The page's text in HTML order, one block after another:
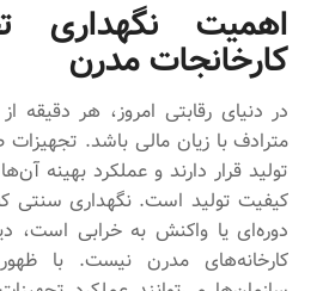
اهمیت نگهداری
کارخانجات مدرن
در دنیای رقابتی امروز، هر دقیقه
مترادف با زیان مالی باشد.
تولید قرار دارند و عملکرد بهینه
کیفیت تولید است. نگهداری سنتی
دوره‌ای یا واکنش به خرابی است،
کارخانه‌های مدرن نیست. با